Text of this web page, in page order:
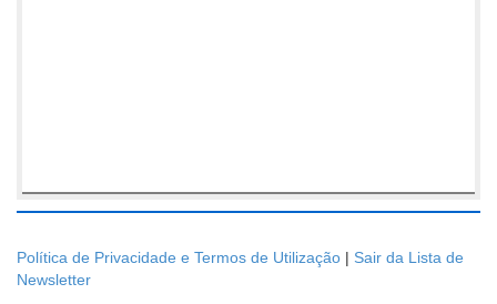
Política de Privacidade e Termos de Utilização | Sair da Lista de
Newsletter